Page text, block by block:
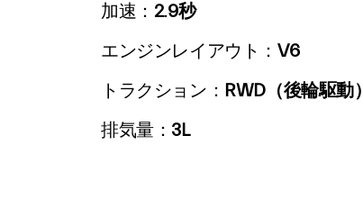
加速： 2.9秒
エンジンレイアウト： V6
トラクション： RWD（後輪駆動）
排気量： 3L